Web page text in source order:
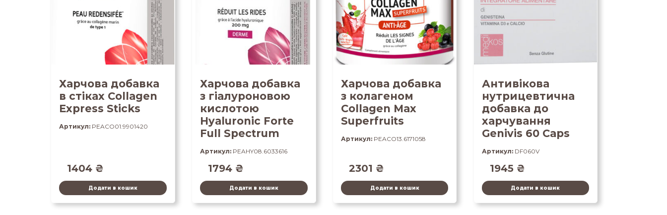
Харчова добавка
в стіках Collagen
Express Sticks
Артикул: PEACO01.9901420
1404 ₴
Додати в кошик
Харчова добавка
з гіалуроновою
кислотою
Hyaluronic Forte
Full Spectrum
Артикул:PEAHY08.6033616
1794 ₴
Додати в кошик
Харчова добавка
з колагеном
Collagen Max
Superfruits
Артикул:PEACO13.6171058
2301 ₴
Додати в кошик
Антивікова
нутрицевтична
добавка до
харчування
Genivis 60 Caps
Артикул:DF060V
1945 ₴
Додати в кошик